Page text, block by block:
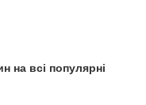
на всі популярні